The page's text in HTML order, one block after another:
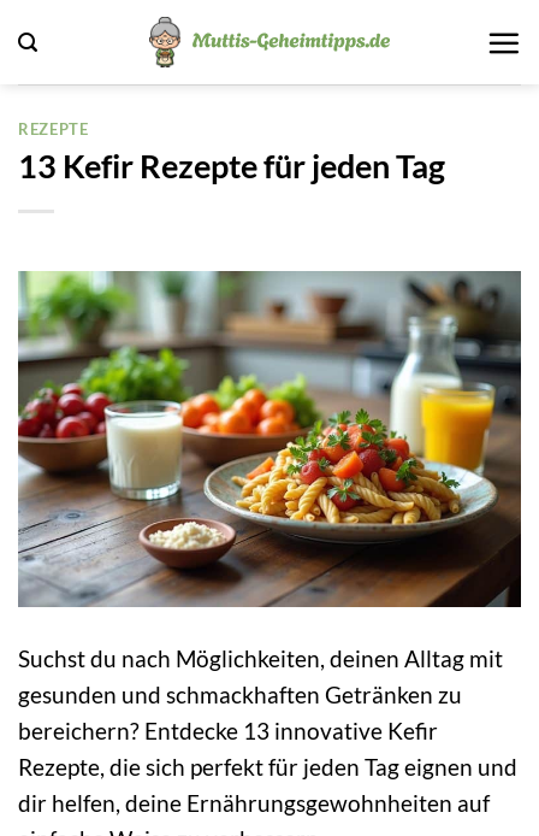
Inhalt
springen
REZEPTE
13 Kefir Rezepte für jeden Tag
Suchst du nach Möglichkeiten, deinen Alltag mit
gesunden und schmackhaften Getränken zu
bereichern? Entdecke 13 innovative Kefir
Rezepte, die sich perfekt für jeden Tag eignen und
dir helfen, deine Ernährungsgewohnheiten auf